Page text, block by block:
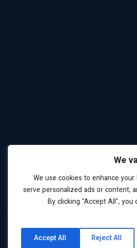
We
We use cookies to enhance
serve personalized ads or content,
By clicking "Accept All",
Reject All
Accept All
عربیان محفوظ است ·
نقشه
سایت
حریم
خصوصی